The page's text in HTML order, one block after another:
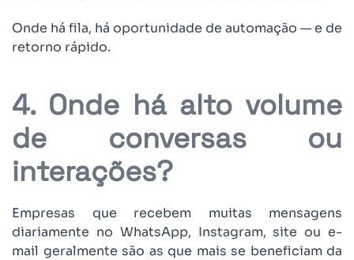
Onde há fila, há oportunidade de automação — e de
retorno rápido.
4. Onde há alto volume
de conversas ou
interações?
Empresas que recebem muitas mensagens
diariamente no WhatsApp, Instagram, site ou e-
mail geralmente são as que mais se beneficiam da